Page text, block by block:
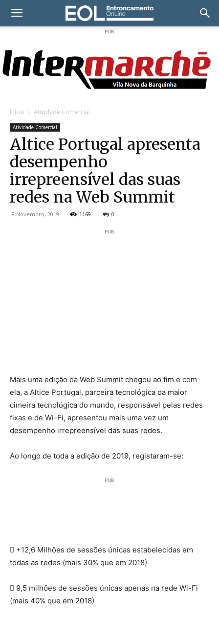
PUB
Início Atividade Comercial
Atividade Comercial
Altice Portugal apresenta
desempenho
irrepreensível das suas
redes na Web Summit
8 Novembro, 2019 1169 0
PUB
Mais uma edição da Web Summit chegou ao fim e com
ela, a Altice Portugal, parceira tecnológica da maior
cimeira tecnológica do mundo, responsável pelas redes
fixas e de Wi-Fi, apresentou mais uma vez um
desempenho irrepreensível das suas redes.
Ao longo de toda a edição de 2019, registaram-se:
PUB
 +12,6 Milhões de sessões únicas estabelecidas em
todas as redes (mais 30% que em 2018)
 9,5 milhões de sessões únicas apenas na rede Wi-Fi
(mais 40% que em 2018)